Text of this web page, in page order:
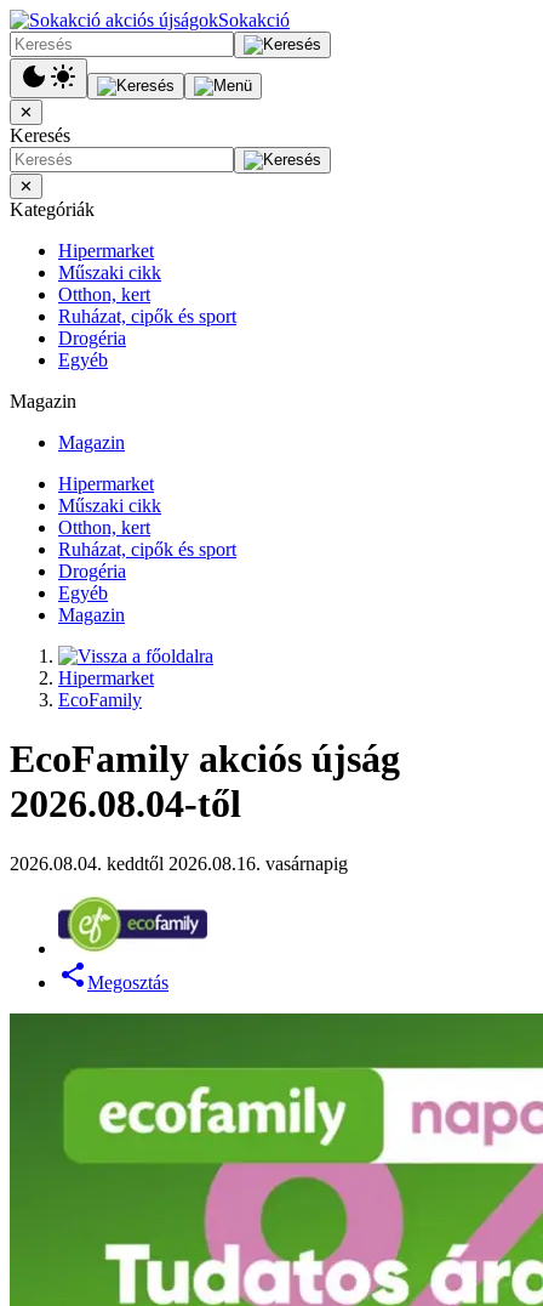
Sokakció
✕
Keresés
✕
Kategóriák
Hipermarket
Műszaki cikk
Otthon, kert
Ruházat, cipők és sport
Drogéria
Egyéb
Magazin
Magazin
Hipermarket
Műszaki cikk
Otthon, kert
Ruházat, cipők és sport
Drogéria
Egyéb
Magazin
Hipermarket
EcoFamily
EcoFamily akciós újság
2026.08.04-től
2026.08.04. keddtől 2026.08.16. vasárnapig
Megosztás